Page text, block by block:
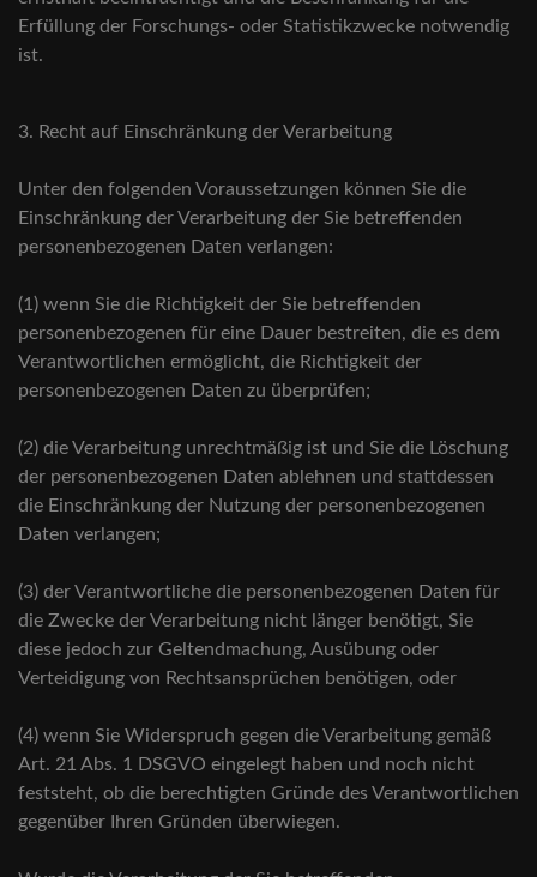
Erfüllung der Forschungs- oder Statistikzwecke notwendig
ist.
3. Recht auf Einschränkung der Verarbeitung
Unter den folgenden Voraussetzungen können Sie die
Einschränkung der Verarbeitung der Sie betreffenden
personenbezogenen Daten verlangen:
(1) wenn Sie die Richtigkeit der Sie betreffenden
personenbezogenen für eine Dauer bestreiten, die es dem
Verantwortlichen ermöglicht, die Richtigkeit der
personenbezogenen Daten zu überprüfen;
(2) die Verarbeitung unrechtmäßig ist und Sie die Löschung
der personenbezogenen Daten ablehnen und stattdessen
die Einschränkung der Nutzung der personenbezogenen
Daten verlangen;
(3) der Verantwortliche die personenbezogenen Daten für
die Zwecke der Verarbeitung nicht länger benötigt, Sie
diese jedoch zur Geltendmachung, Ausübung oder
Verteidigung von Rechtsansprüchen benötigen, oder
(4) wenn Sie Widerspruch gegen die Verarbeitung gemäß
Art. 21 Abs. 1 DSGVO eingelegt haben und noch nicht
feststeht, ob die berechtigten Gründe des Verantwortlichen
gegenüber Ihren Gründen überwiegen.